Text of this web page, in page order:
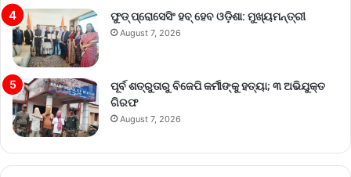
ଫୁଡ୍ ପ୍ରୋସେସିଂ ହବ୍ ହେବ ଓଡ଼ିଶା: ମୁଖ୍ୟମନ୍ତ୍ରୀ
August 7, 2026
ପୂର୍ବ ଶତ୍ରୁତାରୁ ବିଜେପି କର୍ମୀଙ୍କୁ ହତ୍ୟା; ୩ ଅଭିଯୁକ୍ତ
ଗିରଫ
August 7, 2026